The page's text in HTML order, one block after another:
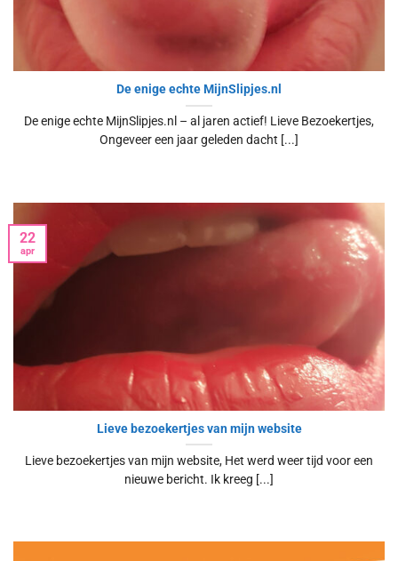
De enige echte MijnSlipjes.nl
De enige echte MijnSlipjes.nl – al jaren actief! Lieve Bezoekertjes,
Ongeveer een jaar geleden dacht [...]
Lieve bezoekertjes van mijn website
Lieve bezoekertjes van mijn website, Het werd weer tijd voor een
nieuwe bericht. Ik kreeg [...]
22
apr